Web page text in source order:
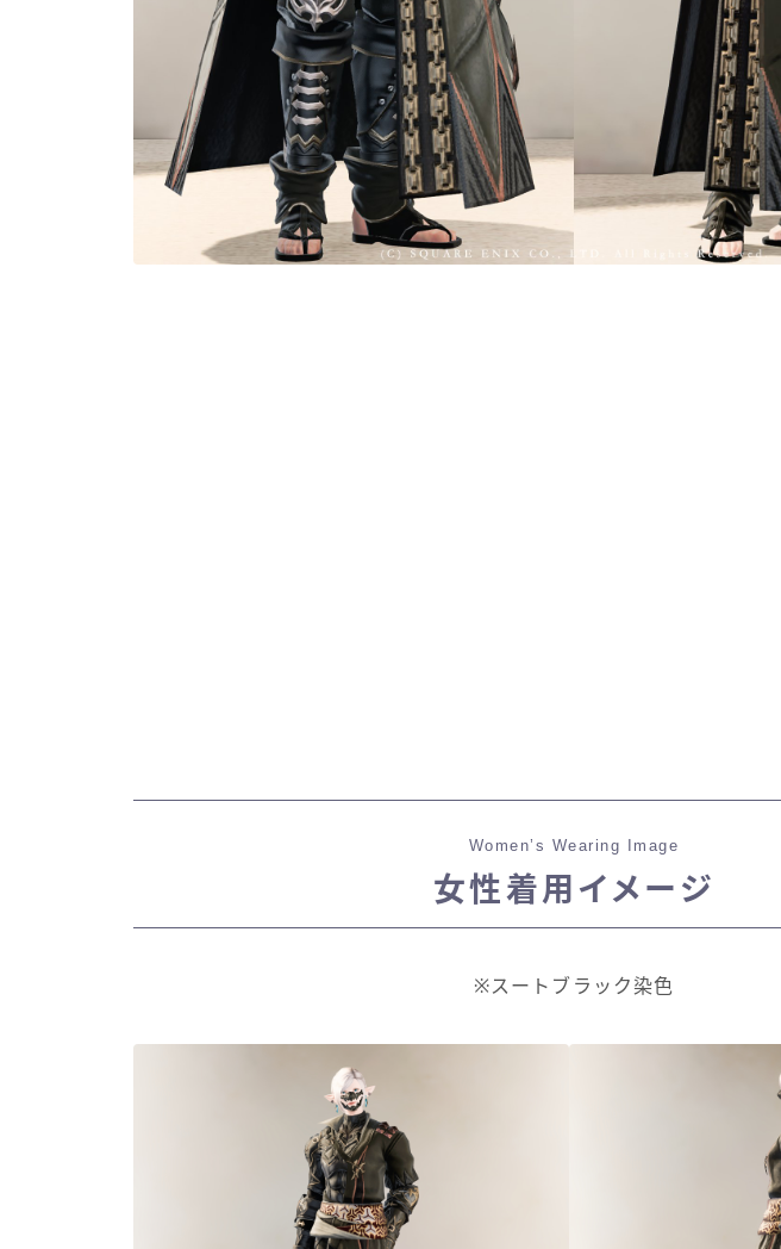
東方風デザイン
イシュガルド風デザ
三分丈
四分丈
ハーフパンツ
極シタデル・ボズヤ
Women’s Wearing Image
女性着用イメージ
※スートブラック染色